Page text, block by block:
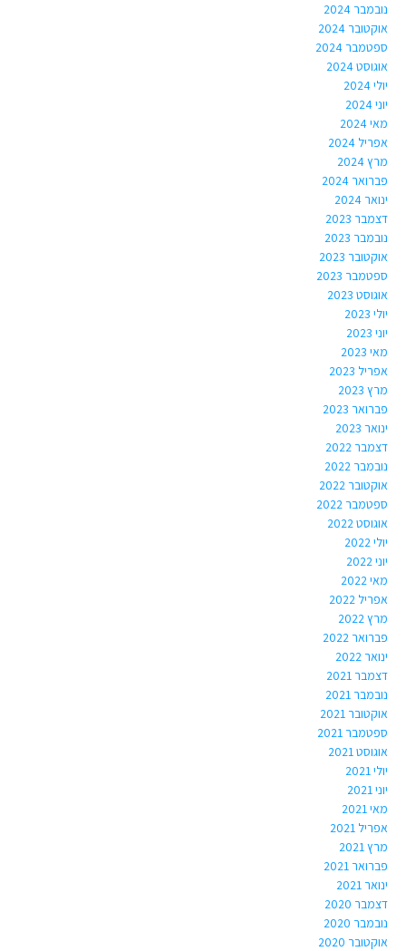
נובמבר 2024
אוקטובר 2024
ספטמבר 2024
אוגוסט 2024
יולי 2024
יוני 2024
מאי 2024
אפריל 2024
מרץ 2024
פברואר 2024
ינואר 2024
דצמבר 2023
נובמבר 2023
אוקטובר 2023
ספטמבר 2023
אוגוסט 2023
יולי 2023
יוני 2023
מאי 2023
אפריל 2023
מרץ 2023
פברואר 2023
ינואר 2023
דצמבר 2022
נובמבר 2022
אוקטובר 2022
ספטמבר 2022
אוגוסט 2022
יולי 2022
יוני 2022
מאי 2022
אפריל 2022
מרץ 2022
פברואר 2022
ינואר 2022
דצמבר 2021
נובמבר 2021
אוקטובר 2021
ספטמבר 2021
אוגוסט 2021
יולי 2021
יוני 2021
מאי 2021
אפריל 2021
מרץ 2021
פברואר 2021
ינואר 2021
דצמבר 2020
נובמבר 2020
אוקטובר 2020